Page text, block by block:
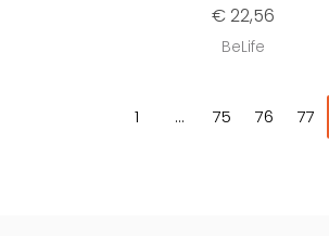
€ 22,56
BeLife
1 ... 75 76 77